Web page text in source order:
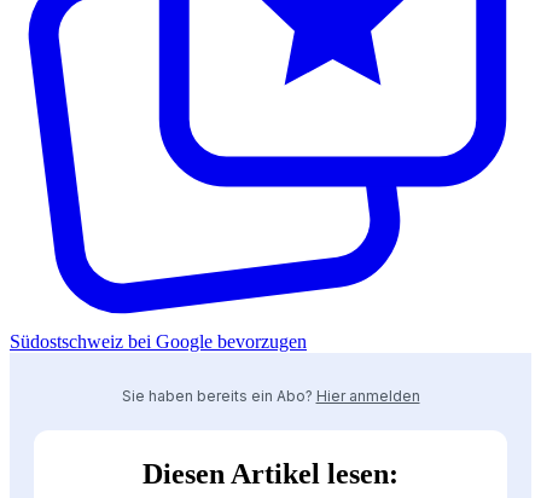
Südostschweiz bei Google bevorzugen